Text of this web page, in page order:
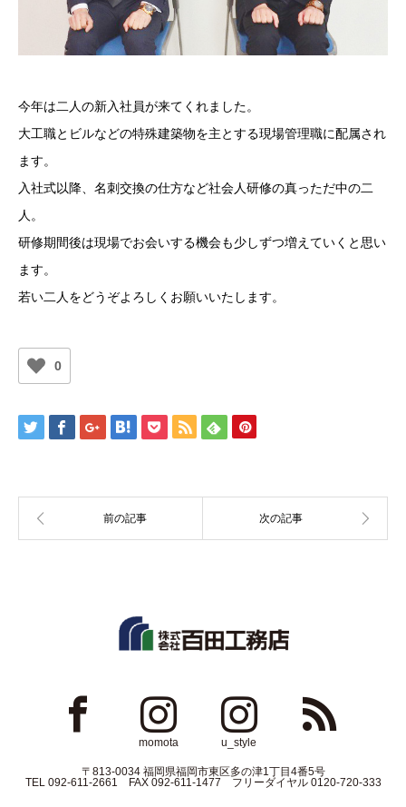
今年は二人の新入社員が来てくれました。
大工職とビルなどの特殊建築物を主とする現場管理職に配属され
ます。
入社式以降、名刺交換の仕方など社会人研修の真っただ中の二
人。
研修期間後は現場でお会いする機会も少しずつ増えていくと思い
ます。
若い二人をどうぞよろしくお願いいたします。
0
Instagram
momota
Instagram
u_style
RSS
〒813-0034 福岡県福岡市東区多の津1丁目4番5号
TEL 092-611-2661 FAX 092-611-1477 フリーダイヤル 0120-720-333